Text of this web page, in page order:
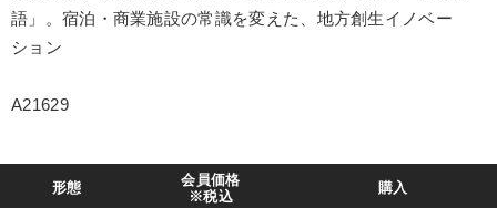
IT・サービス・金融業 コンサルタント 専門家
健康・ウェルビーイング
語」。宿泊・商業施設の常識を変えた、地方創生イノベー
ション
A21629
形態
会員価格
※税込
購入